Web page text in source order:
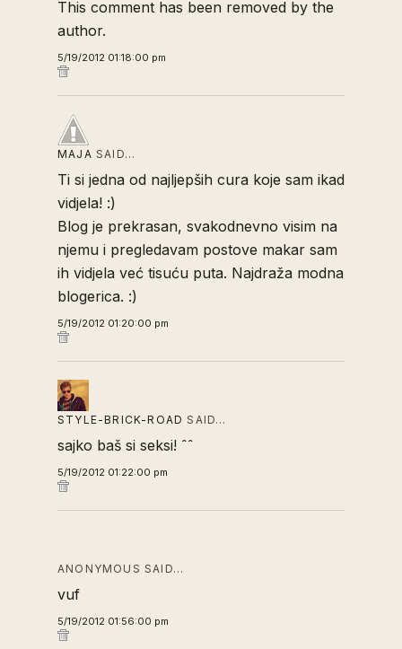
This comment has been removed by the
author.
5/19/2012 01:18:00 pm
MAJA SAID…
Ti si jedna od najljepših cura koje sam ikad
vidjela! :)
Blog je prekrasan, svakodnevno visim na
njemu i pregledavam postove makar sam
ih vidjela već tisuću puta. Najdraža modna
blogerica. :)
5/19/2012 01:20:00 pm
STYLE-BRICK-ROAD SAID…
sajko baš si seksi! ˆˆ
5/19/2012 01:22:00 pm
ANONYMOUS SAID…
vuf
5/19/2012 01:56:00 pm